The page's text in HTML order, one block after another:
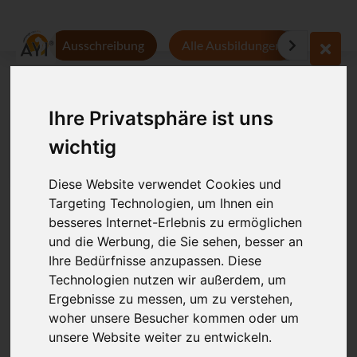
Ihre Privatsphäre ist uns
wichtig
Diese Website verwendet Cookies und
Targeting Technologien, um Ihnen ein
besseres Internet-Erlebnis zu ermöglichen
und die Werbung, die Sie sehen, besser an
Ihre Bedürfnisse anzupassen. Diese
Technologien nutzen wir außerdem, um
Ergebnisse zu messen, um zu verstehen,
woher unsere Besucher kommen oder um
unsere Website weiter zu entwickeln.
Ausschreibung Alle Ausbildungen
Anmeldung
Leider ausgebucht
Anatomie der
Bewegung -
Grundlagen für
Yogalehrende